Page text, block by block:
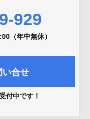
929
（年中無休）
い合せ
付中です！